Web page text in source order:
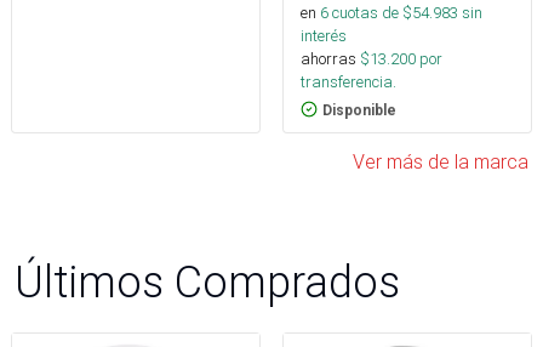
en 6cuotas de $54.983 sin
interés
ahorras $13.200 por
transferencia.
Disponible
Ver más de la marca
Últimos Comprados